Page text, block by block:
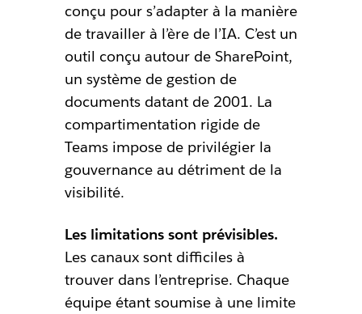
conçu pour s’adapter à la manière
de travailler à l’ère de l’IA. C’est un
outil conçu autour de SharePoint,
un système de gestion de
documents datant de 2001. La
compartimentation rigide de
Teams impose de privilégier la
gouvernance au détriment de la
visibilité.
Les limitations sont prévisibles.
Les canaux sont difficiles à
trouver dans l’entreprise. Chaque
équipe étant soumise à une limite